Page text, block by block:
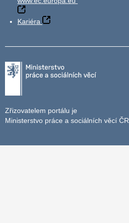
Kariéra
Zřizovatelem portálu je
Ministerstvo práce a sociálních věcí ČR